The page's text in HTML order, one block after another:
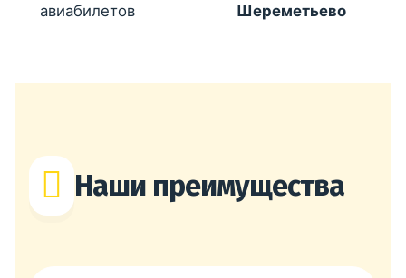
авиабилетов
Шереметьево
Наши преимущества